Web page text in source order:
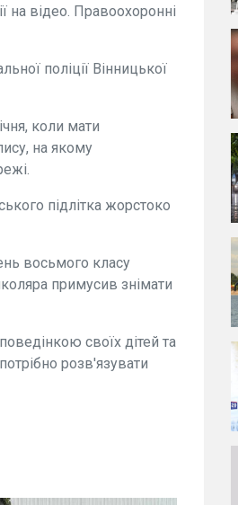
на відео. Правоохоронні
поліції Вінницької
коли мати
на якому
підлітка жорстоко
восьмого класу
примусив знімати
своїх дітей та
розв'язувати